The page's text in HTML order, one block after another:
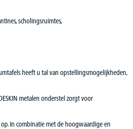
scholingsruimtes,
heeft u tal van opstellingsmogelijkheden,
metalen onderstel zorgt voor
In combinatie met de hoogwaardige en